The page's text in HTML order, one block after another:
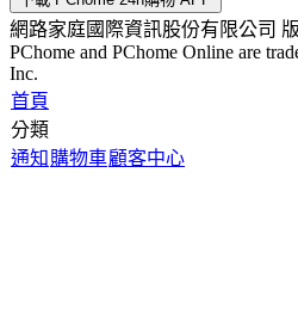
網路家庭國際資訊股份有限公司
PChome and PChome Online are
Inc.
首頁
分類
通知 購物車顧客中心